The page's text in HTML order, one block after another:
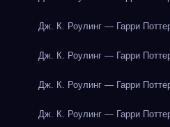
Дж. К. Роулинг — Гарри
Дж. К. Роулинг — Гарри
Дж. К. Роулинг — Гарри
Дж. К. Роулинг — Гарри